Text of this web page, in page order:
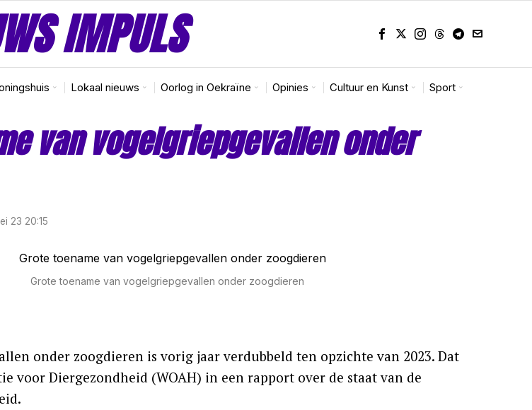
IMPULS
Lokaal nieuws Oorlog in Oekraïne Opinies Cultuur en Kunst Sport
van vogelgriepgevallen onder
23 20:15
Grote toename van vogelgriepgevallen onder zoogdieren
onder zoogdieren is vorig jaar verdubbeld ten opzichte van 2023. Dat
voor Diergezondheid (WOAH) in een rapport over de staat van de